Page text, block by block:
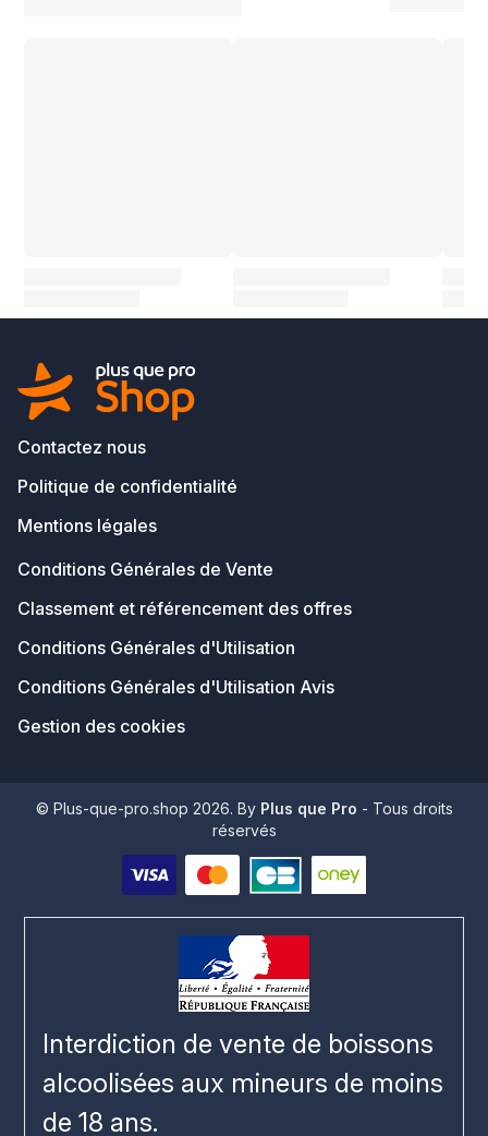
Contactez nous
Politique de confidentialité
Mentions légales
Conditions Générales de Vente
Classement et référencement des offres
Conditions Générales d'Utilisation
Conditions Générales d'Utilisation Avis
Gestion des cookies
© Plus-que-pro.shop 2026. By Plus que Pro - Tous droits
réservés
Interdiction de vente de boissons
alcoolisées aux mineurs de moins
de 18 ans.